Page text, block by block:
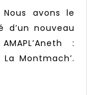
d’un nouveau
:
Montmach’.